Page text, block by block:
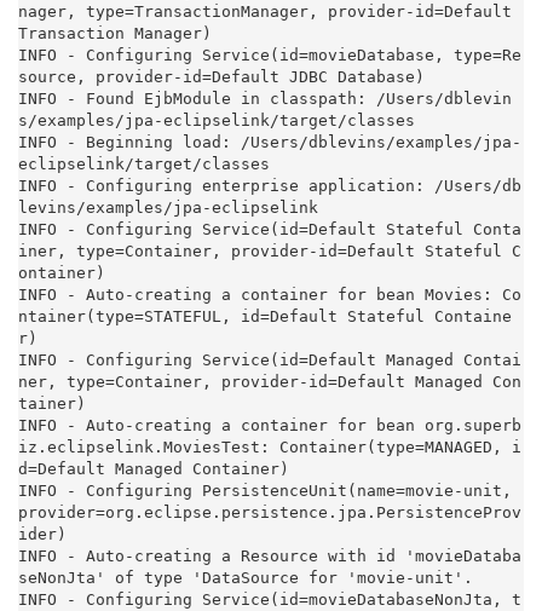
nager, type=TransactionManager, provider-id=Default
Transaction Manager)
INFO - Configuring Service(id=movieDatabase, type=Re
source, provider-id=Default JDBC Database)
INFO - Found EjbModule in classpath: /Users/dblevin
s/examples/jpa-eclipselink/target/classes
INFO - Beginning load: /Users/dblevins/examples/jpa-
eclipselink/target/classes
INFO - Configuring enterprise application: /Users/db
levins/examples/jpa-eclipselink
INFO - Configuring Service(id=Default Stateful Conta
iner, type=Container, provider-id=Default Stateful C
ontainer)
INFO - Auto-creating a container for bean Movies: Co
ntainer(type=STATEFUL, id=Default Stateful Containe
r)
INFO - Configuring Service(id=Default Managed Contai
ner, type=Container, provider-id=Default Managed Con
tainer)
INFO - Auto-creating a container for bean org.superb
iz.eclipselink.MoviesTest: Container(type=MANAGED, i
d=Default Managed Container)
INFO - Configuring PersistenceUnit(name=movie-unit,
provider=org.eclipse.persistence.jpa.PersistenceProv
ider)
INFO - Auto-creating a Resource with id 'movieDataba
seNonJta' of type 'DataSource for 'movie-unit'.
INFO - Configuring Service(id=movieDatabaseNonJta, t